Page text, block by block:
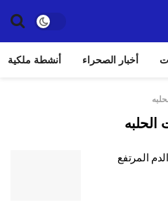
أخبار الصحراء أنشطة ملكية